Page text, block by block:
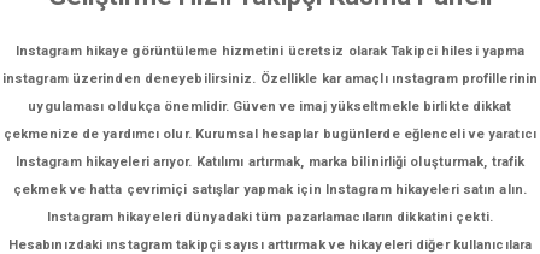
Instagram hikaye görüntüleme hizmetini ücretsiz olarak Takipci hilesi yapma
instagram üzerinden deneyebilirsiniz. Özellikle kar amaçlı ınstagram profillerinin
uygulaması oldukça önemlidir. Güven ve imaj yükseltmekle birlikte dikkat
çekmenize de yardımcı olur. Kurumsal hesaplar bugünlerde eğlenceli ve yaratıcı
Instagram hikayeleri arıyor. Katılımı artırmak, marka bilinirliği oluşturmak, trafik
çekmek ve hatta çevrimiçi satışlar yapmak için Instagram hikayeleri satın alın.
Instagram hikayeleri dünyadaki tüm pazarlamacıların dikkatini çekti.
Hesabınızdaki ınstagram takipçi sayısı arttırmak ve hikayeleri diğer kullanıcılara